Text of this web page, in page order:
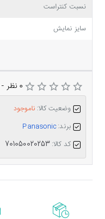
نسبت کنتراست
سایز نمایش
وضعیت کالا: ناموجود
برند:Panasonic
کد کالا:
0 نظر -